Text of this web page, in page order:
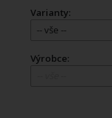
Varianty:
-- vše --
Výrobce: